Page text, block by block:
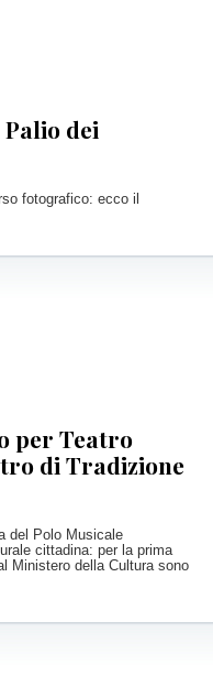
dei
fotografico: ecco il
per Teatro
di Tradizione
del Polo Musicale
cittadina: per la prima
Ministero della Cultura sono